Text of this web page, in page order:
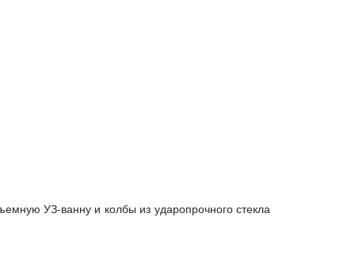
УЗ-ванну и колбы из ударопрочного стекла